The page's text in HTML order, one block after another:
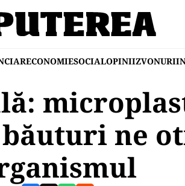
ECONOMIESOCIALOPINIIZVONURI
ne